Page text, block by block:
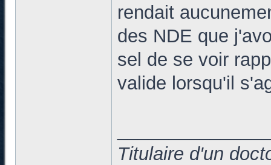
rendait
des NDE que
sel de se voir
valide lorsqu'il
Titulaire d'un